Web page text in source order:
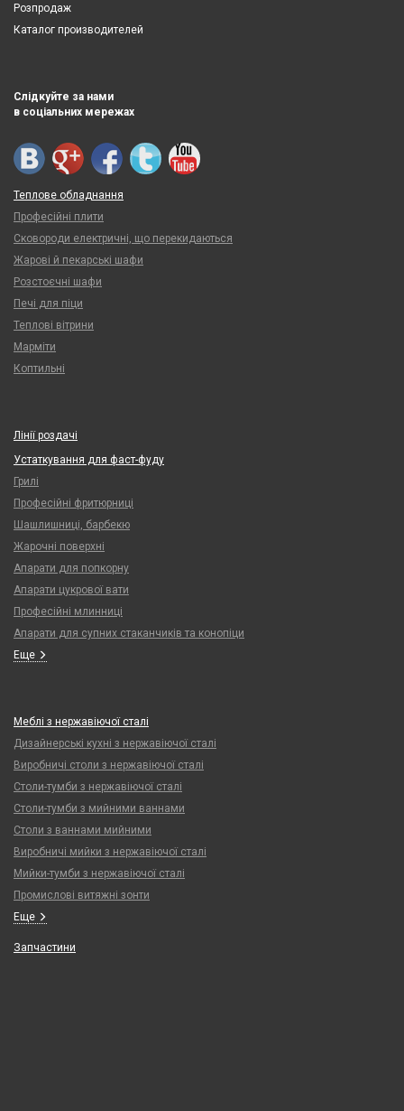
Розпродаж
Каталог производителей
Слідкуйте за нами
в соціальних мережах
Теплове обладнання
Професійні плити
Сковороди електричні, що перекидаються
Жарові й пекарські шафи
Розстоєчні шафи
Печі для піци
Теплові вітрини
Марміти
Коптильні
Лінії роздачі
Устаткування для фаст-фуду
Грилі
Професійні фритюрниці
Шашлишниці, барбекю
Жарочні поверхні
Апарати для попкорну
Апарати цукрової вати
Професійні млинниці
Апарати для супних стаканчиків та конопіци
Еще
Меблі з нержавіючої сталі
Дизайнерські кухні з нержавіючої сталі
Виробничі столи з нержавіючої сталі
Столи-тумби з нержавіючої сталі
Столи-тумби з мийними ваннами
Столи з ваннами мийними
Виробничі мийки з нержавіючої сталі
Мийки-тумби з нержавіючої сталі
Промислові витяжні зонти
Еще
Запчастини